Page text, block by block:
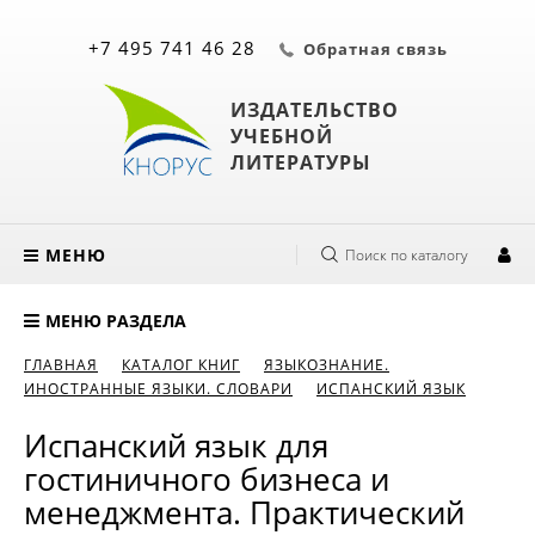
ИЗДАТЕЛЬСТВО
УЧЕБНОЙ
ЛИТЕРАТУРЫ
+7 495 741 46 28 Обратная связь
МЕНЮ Поиск по каталогу
МЕНЮ РАЗДЕЛА
ГЛАВНАЯ КАТАЛОГ КНИГ
ЯЗЫКОЗНАНИЕ.
ИНОСТРАННЫЕ ЯЗЫКИ. СЛОВАРИ
ИСПАНСКИЙ ЯЗЫК
Испанский язык для
гостиничного бизнеса и
менеджмента. Практический